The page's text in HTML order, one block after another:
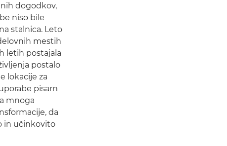
dogodkov,
niso bile
stalnica. Leto
mestih
letih postajala
postalo
lokacije za
pisarn
mnoga
da
in učinkovito